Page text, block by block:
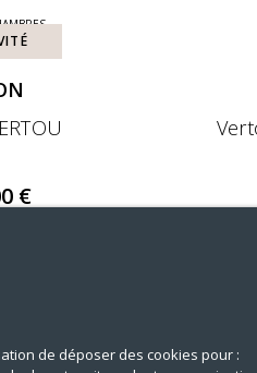
€
de déposer des cookies pour :